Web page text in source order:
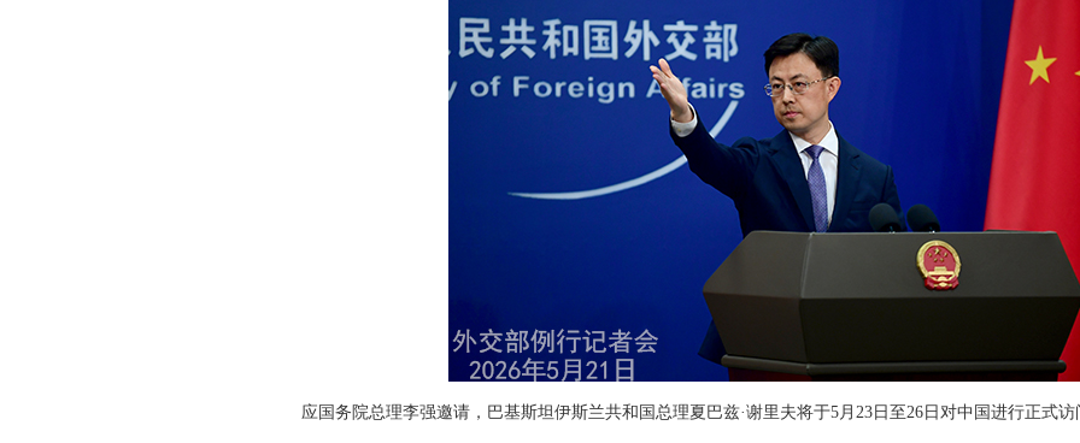
应国务院总理李强邀请，巴基斯坦伊斯兰共和国总理夏巴兹·谢里夫将于5月23日至26日对中国进行正式访